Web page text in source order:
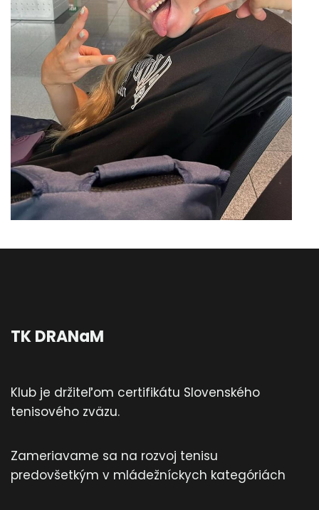
TK DRANaM
Klub je držiteľom certifikátu Slovenského
tenisového zväzu.
Zameriavame sa na rozvoj tenisu
predovšetkým v mládežníckych kategóriách